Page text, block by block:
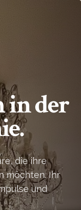
der
die ihre
möchten. Ihr
und